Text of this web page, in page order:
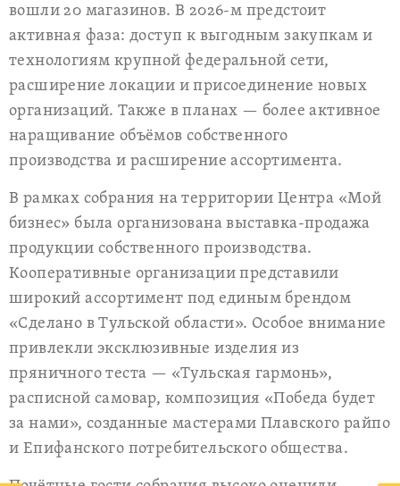
вошли 20 магазинов. В 2026-м предстоит
активная фаза: доступ к выгодным закупкам и
технологиям крупной федеральной сети,
расширение локации и присоединение новых
организаций. Также в планах — более активное
наращивание объёмов собственного
производства и расширение ассортимента.
В рамках собрания на территории Центра «Мой
бизнес» была организована выставка-продажа
продукции собственного производства.
Кооперативные организации представили
широкий ассортимент под единым брендом
«Сделано в Тульской области». Особое внимание
привлекли эксклюзивные изделия из
пряничного теста — «Тульская гармонь»,
расписной самовар, композиция «Победа будет
за нами», созданные мастерами Плавского райпо
и Епифанского потребительского общества.